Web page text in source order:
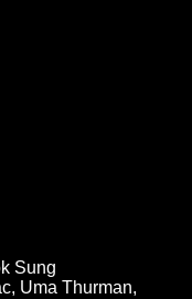
Sung
Uma Thurman,